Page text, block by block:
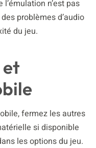
n’est pas
problèmes d’audio
du jeu.
fermez les autres
si disponible
les options du jeu.